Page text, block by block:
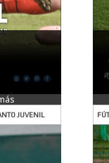
JUVENIL